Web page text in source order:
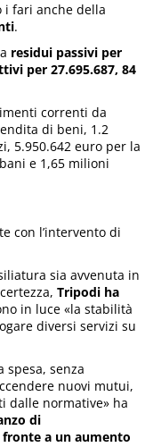
i fari anche della
.
residui passivi per
per 27.695.687, 84
correnti da
di beni, 1.2
5.950.642 euro per la
e 1,65 milioni
con l’intervento di
sia avvenuta in
Tripodi ha
in luce «la stabilità
diversi servizi su
senza
nuovi mutui,
dalle normative» ha
di
a un aumento